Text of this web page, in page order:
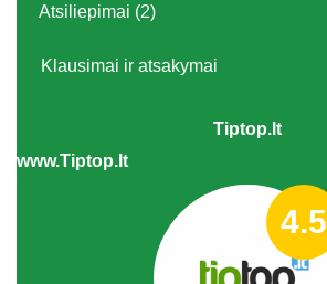
Atsiliepimai (2)
Klausimai ir atsakymai
Tiptop.lt
www.Tiptop.lt
4.5